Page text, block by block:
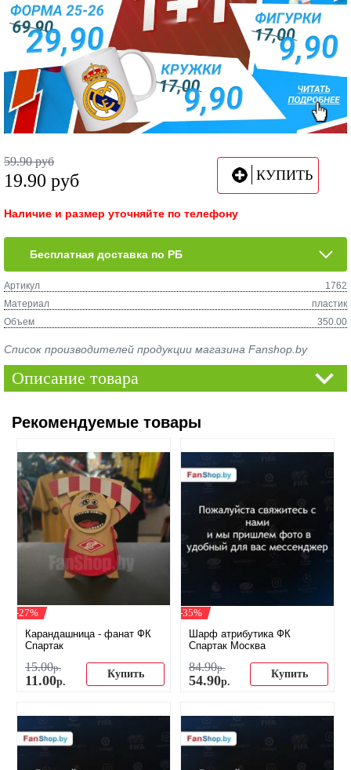
59.90 руб
19.90 руб КУПИТЬ
Наличие и размер уточняйте по телефону
Бесплатная доставка по РБ
Артикул
1762
Материал
пластик
Объем
350.00
Список производителей продукции магазина Fanshop.by
Описание товара
Рекомендуемые товары
-27%
Карандашница - фанат ФК
Спартак
15.00р.
11.00р.
Купить
-35%
Шарф атрибутика ФК
Спартак Москва
84.90р.
54.90р.
Купить